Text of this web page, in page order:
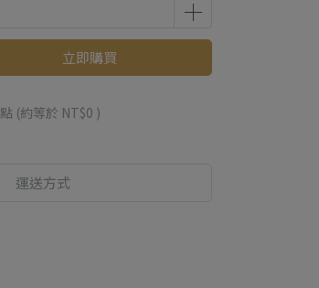
立即購買
點 (約等於 NT$0 )
運送方式